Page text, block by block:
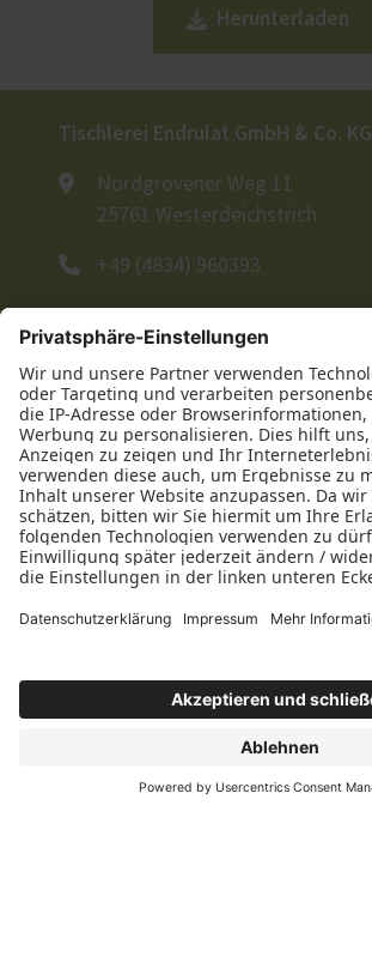
Herunterladen
Tischlerei Endrulat GmbH & Co. KG
Nordgrovener Weg 11
25761 Westerdeichstrich
+49 (4834) 960393
+49 (4834) 960395
E-Mail schreiben
Öffnungszeiten
Montag: 08:00–16:30 Uhr
Dienstag: 08:00–16:30 Uhr
Mittwoch: 08:00–16:30 Uhr
Donnerstag: 08:00–16:30 Uhr